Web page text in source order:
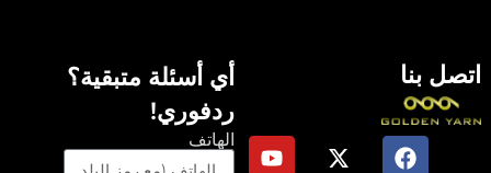
اتصل بنا
أي أسئلة متبقية؟
ردفوري!
الهاتف